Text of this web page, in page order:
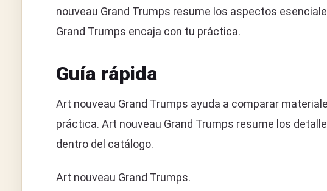
nouveau Grand Trumps resume los aspectos
Grand Trumps encaja con tu práctica.
Guía rápida
Art nouveau Grand Trumps ayuda a comparar
práctica. Art nouveau Grand Trumps resume los
dentro del catálogo.
Art nouveau Grand Trumps.